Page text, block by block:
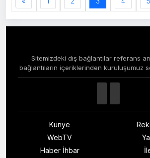
Sitemizdeki dış bağlantılar referans
bağlantıların içeriklerinden kuruluşumuz
Künye
WebTV
Haber İhbar